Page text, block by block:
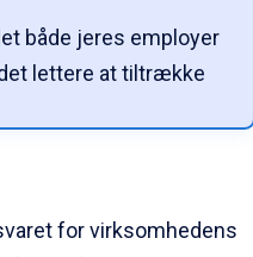
både jeres employer
lettere at tiltrække
for virksomhedens